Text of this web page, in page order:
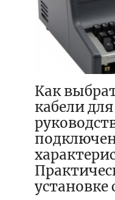
Как
кабели
установке